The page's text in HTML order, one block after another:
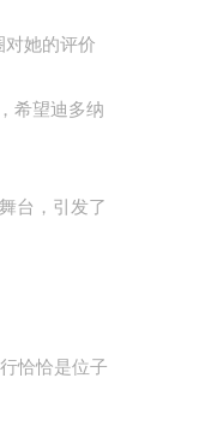
她的评价
希望迪多纳
台，引发了
恰恰是位子